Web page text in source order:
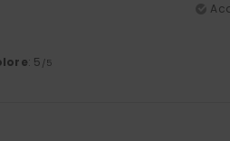
: 5 /5